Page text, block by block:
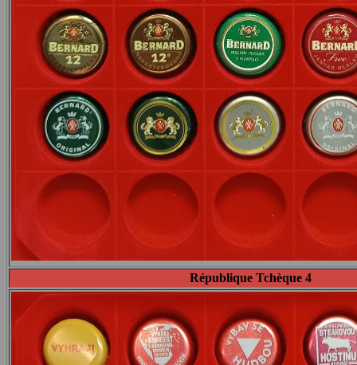
République Tchèque 4